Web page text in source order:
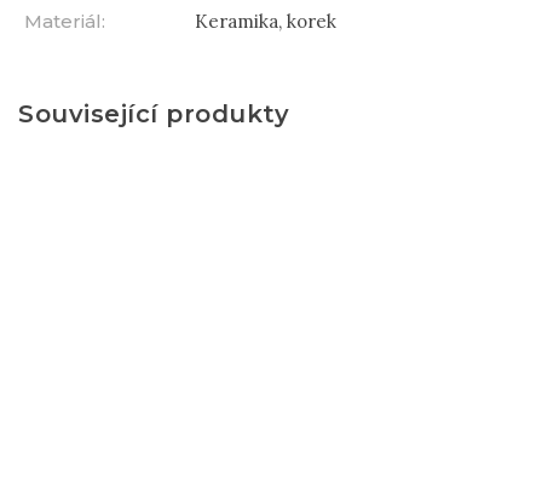
Materiál: Keramika, korek
Související produkty